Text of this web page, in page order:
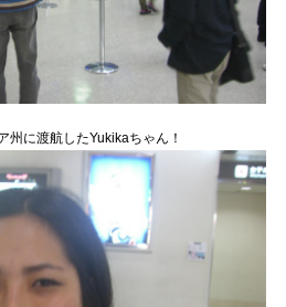
州に渡航したYukikaちゃん！